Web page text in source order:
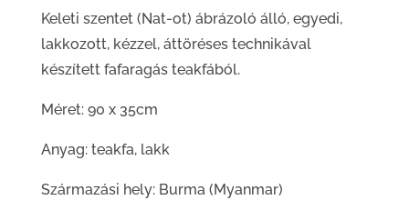
Keleti szentet (Nat-ot) ábrázoló álló, egyedi,
lakkozott, kézzel, áttöréses technikával
készített fafaragás teakfából.
Méret: 90 x 35cm
Anyag: teakfa, lakk
Származási hely: Burma (Myanmar)